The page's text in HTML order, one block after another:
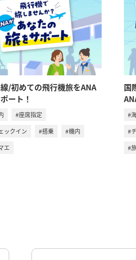
/初めての飛行機旅をANA
ート！
#座席指定
ックイン
#搭乗
#機内
エ
国
#
#
#